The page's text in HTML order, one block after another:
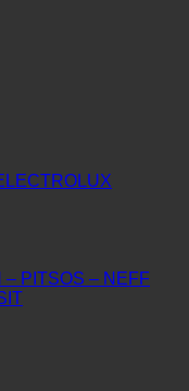
– PITSOS – NEFF